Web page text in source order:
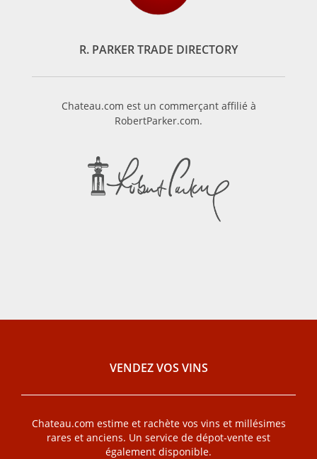
R. PARKER TRADE DIRECTORY
Chateau.com est un commerçant affilié à
RobertParker.com.
VENDEZ VOS VINS
Chateau.com estime et rachète vos vins et millésimes
rares et anciens. Un service de dépot-vente est
également disponible.